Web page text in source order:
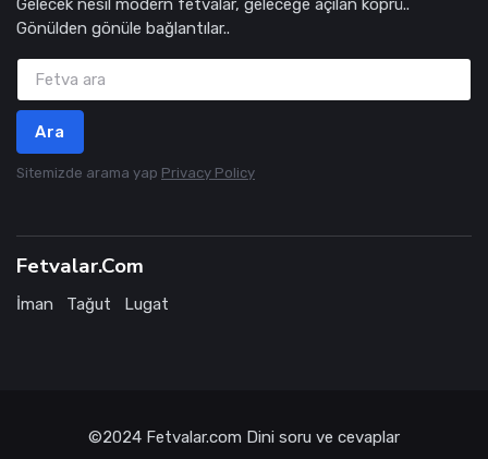
Gelecek nesil modern fetvalar, geleceğe açılan köprü..
Gönülden gönüle bağlantılar..
Ara
Sitemizde arama yap Privacy Policy
Fetvalar.Com
İman Tağut Lugat
©2024 Fetvalar.com Dini soru ve cevaplar